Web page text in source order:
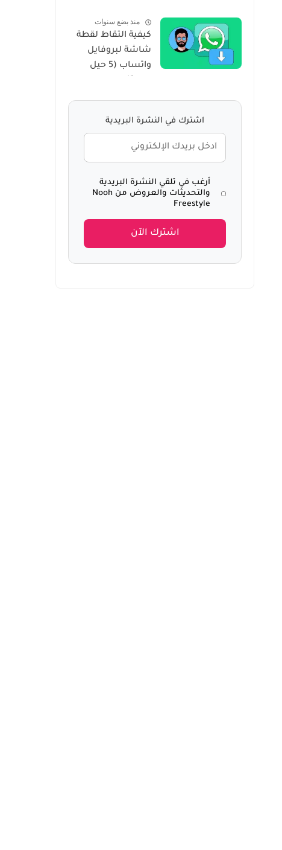
Graphics MOD -
GTA Sa For
Windows 10
منذ بضع سنوات
كيفية التقاط لقطة
شاشة لبروفايل
واتساب (5 حيل
اشترك في النشرة البريدية
أرغب في تلقي النشرة البريدية
والتحديثات والعروض من Nooh
Freestyle
اشترك الآن